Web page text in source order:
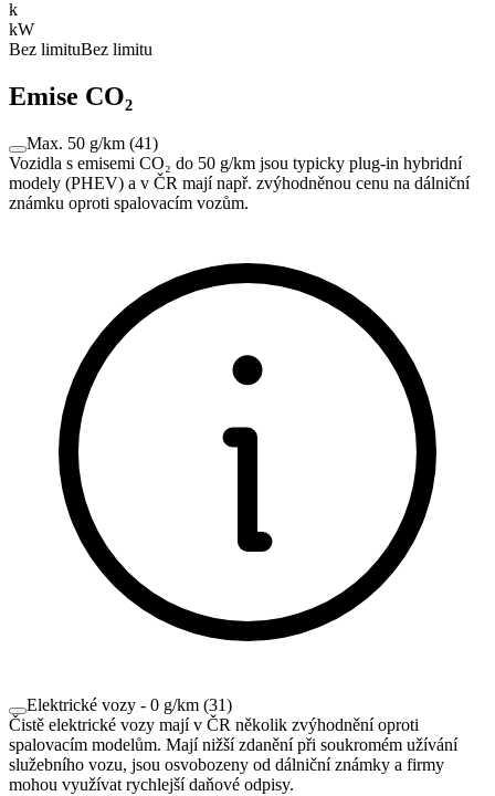
k
kW
Bez limituBez limitu
Emise CO₂
Max. 50 g/km (41)
Vozidla s emisemi CO₂ do 50 g/km jsou typicky plug-in hybridní
modely (PHEV) a v ČR mají např. zvýhodněnou cenu na dálniční
známku oproti spalovacím vozům.
Elektrické vozy - 0 g/km (31)
Čistě elektrické vozy mají v ČR několik zvýhodnění oproti
spalovacím modelům. Mají nižší zdanění při soukromém užívání
služebního vozu, jsou osvobozeny od dálniční známky a firmy
mohou využívat rychlejší daňové odpisy.